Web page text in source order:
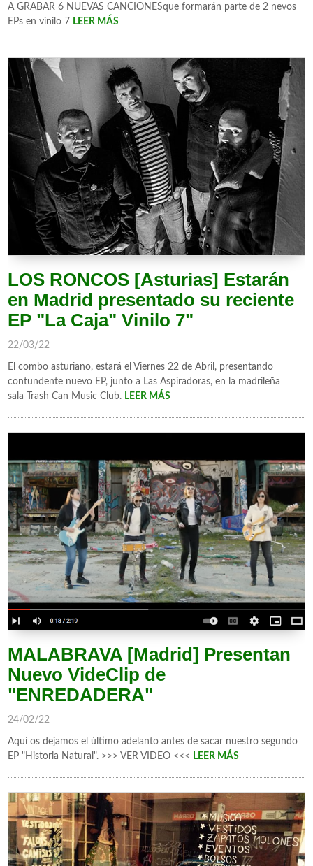
A GRABAR 6 NUEVAS CANCIONESque formarán parte de 2 nevos
EPs en vinilo 7 LEER MÁS
LOS RONCOS [Asturias] Estarán
en Madrid presentado su reciente
EP "La Caja" Vinilo 7"
22/03/22
El combo asturiano, estará el Viernes 22 de Abril, presentando
contundente nuevo EP, junto a Las Aspiradoras, en la madrileña
sala Trash Can Music Club. LEER MÁS
MALABRAVA [Madrid] Presentan
Nuevo VideClip de
"ENREDADERA"
24/02/22
Aquí os dejamos el último adelanto antes de sacar nuestro segundo
EP "Historia Natural". >>> VER VIDEO <<< LEER MÁS